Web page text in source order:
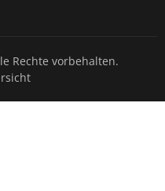
Rechte vorbehalten.